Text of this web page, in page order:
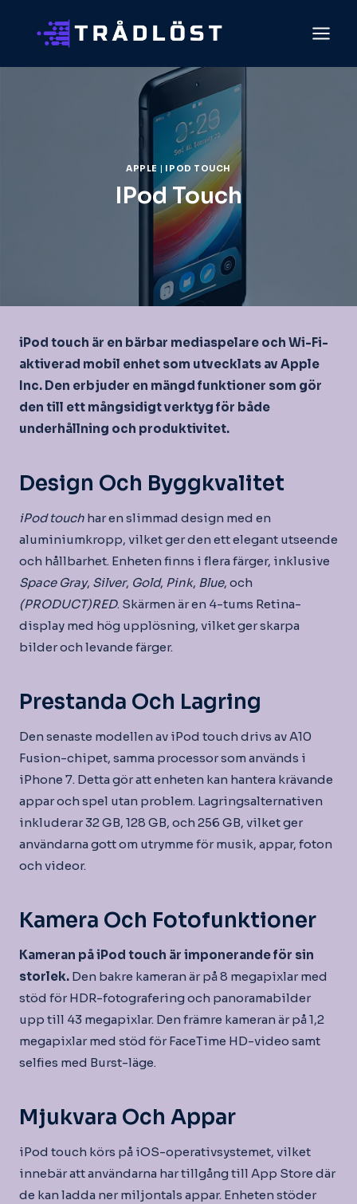
APPLE | IPOD TOUCH
IPod Touch
iPod touch är en bärbar mediaspelare och Wi-Fi-
aktiverad mobil enhet som utvecklats av Apple
Inc. Den erbjuder en mängd funktioner som gör
den till ett mångsidigt verktyg för både
underhållning och produktivitet.
Design Och Byggkvalitet
iPod touch har en slimmad design med en
aluminiumkropp, vilket ger den ett elegant utseende
och hållbarhet. Enheten finns i flera färger, inklusive
Space Gray, Silver, Gold, Pink, Blue, och
(PRODUCT)RED. Skärmen är en 4-tums Retina-
display med hög upplösning, vilket ger skarpa
bilder och levande färger.
Prestanda Och Lagring
Den senaste modellen av iPod touch drivs av A10
Fusion-chipet, samma processor som används i
iPhone 7. Detta gör att enheten kan hantera krävande
appar och spel utan problem. Lagringsalternativen
inkluderar 32 GB, 128 GB, och 256 GB, vilket ger
användarna gott om utrymme för musik, appar, foton
och videor.
Kamera Och Fotofunktioner
Kameran på iPod touch är imponerande för sin
storlek. Den bakre kameran är på 8 megapixlar med
stöd för HDR-fotografering och panoramabilder
upp till 43 megapixlar. Den främre kameran är på 1,2
megapixlar med stöd för FaceTime HD-video samt
selfies med Burst-läge.
Mjukvara Och Appar
iPod touch körs på iOS-operativsystemet, vilket
innebär att användarna har tillgång till App Store där
de kan ladda ner miljontals appar. Enheten stöder